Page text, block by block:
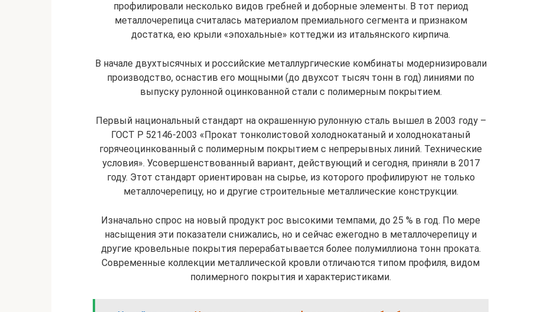
профилировали несколько видов гребней и доборные элементы. В тот период
металлочерепица считалась материалом премиального сегмента и признаком
достатка, ею крыли «эпохальные» коттеджи из итальянского кирпича.
В начале двухтысячных и российские металлургические комбинаты модернизировали
производство, оснастив его мощными (до двухсот тысяч тонн в год) линиями по
выпуску рулонной оцинкованной стали с полимерным покрытием.
Первый национальный стандарт на окрашенную рулонную сталь вышел в 2003 году –
ГОСТ Р 52146-2003 «Прокат тонколистовой холоднокатаный и холоднокатаный
горячеоцинкованный с полимерным покрытием с непрерывных линий. Технические
условия». Усовершенствованный вариант, действующий и сегодня, приняли в 2017
году. Этот стандарт ориентирован на сырье, из которого профилируют не только
металлочерепицу, но и другие строительные металлические конструкции.
Изначально спрос на новый продукт рос высокими темпами, до 25 % в год. По мере
насыщения эти показатели снижались, но и сейчас ежегодно в металлочерепицу и
другие кровельные покрытия перерабатывается более полумиллиона тонн проката.
Современные коллекции металлической кровли отличаются типом профиля, видом
полимерного покрытия и характеристиками.